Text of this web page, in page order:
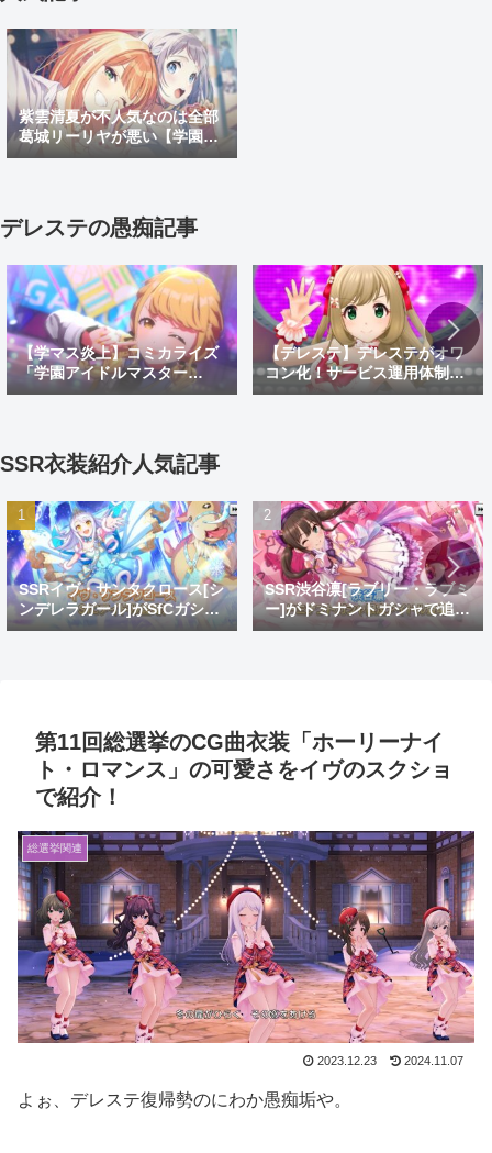
紫雲清夏が不人気なのは全部
葛城リーリヤが悪い【学園ア
イドルマスター】
デレステの愚痴記事
【学マス炎上】コミカライズ
「学園アイドルマスター
GOLD RUSH」でオリキャラ
【デレステ】デレステがオワ
コン化！サービス運用体制変
更でサ終秒読み開始！デレス
SSR衣装紹介人気記事
SSRイヴ・サンタクロース[シ
ンデレラガール]がSfCガシャ
で登場！おめでとうイヴ。大
SSR渋谷凛[ラブリー・ラブミ
ー]がドミナントガシャで追
加！蒼を捨てし8周目先発ゴ
第11回総選挙のCG曲衣装「ホーリーナイ
ト・ロマンス」の可愛さをイヴのスクショ
で紹介！
総選挙関連
2023.12.23 2024.11.07
よぉ、デレステ復帰勢のにわか愚痴垢や。